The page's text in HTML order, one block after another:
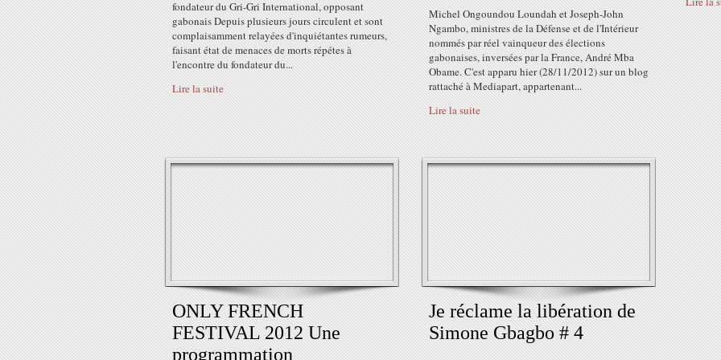
fondateur du Gri-Gri International, opposant
gabonais Depuis plusieurs jours circulent et sont
complaisamment relayées d'inquiétantes rumeurs,
faisant état de menaces de morts répétes à
l'encontre du fondateur du...
Lire la suite
Michel Ongoundou Loundah et Joseph-John
Ngambo, ministres de la Défense et de l'Intérieur
nommés par réel vainqueur des élections
gabonaises, inversées par la France, André Mba
Obame. C'est apparu hier (28/11/2012) sur un blog
rattaché à Mediapart, appartenant...
Lire la suite
ONLY FRENCH
FESTIVAL 2012 Une
programmation
Je réclame la libération de
Simone Gbagbo # 4